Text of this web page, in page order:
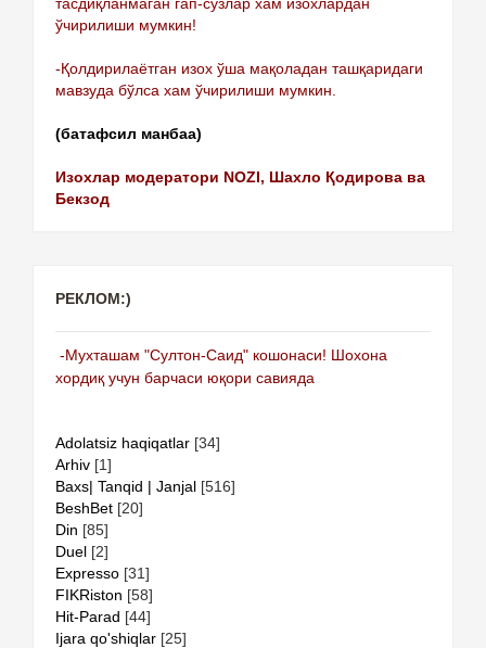
ўчирилиши мумкин!
-Қолдирилаётган изох ўша мақоладан ташқаридаги
мавзуда бўлса хам ўчирилиши мумкин.
(батафсил манбаа)
Изохлар модератори NOZI, Шахло Қодирова ва
Бекзод
РЕКЛОМ:)
-Мухташам "Султон-Саид" кошонаси! Шохона
хордиқ учун барчаси юқори савияда
Adolatsiz haqiqatlar [34]
Arhiv [1]
Baxs| Tanqid | Janjal [516]
BeshBet [20]
Din [85]
Duel [2]
Expresso [31]
FIKRiston [58]
Hit-Parad [44]
Ijara qo'shiqlar [25]